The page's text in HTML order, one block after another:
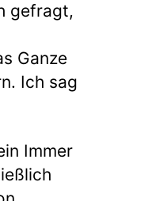
gefragt,
Ganze
Ich sag
Immer